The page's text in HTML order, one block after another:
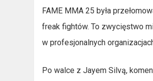
FAME MMA 25 była
freak fightów. To zwycięstwo
w profesjonalnych
Po walce z Jayem Silvą,